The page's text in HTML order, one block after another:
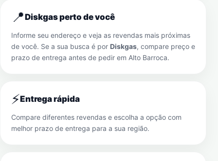
📍Diskgas perto de você
Informe seu endereço e veja as revendas mais próximas
de você. Se a sua busca é por Diskgas, compare preço e
prazo de entrega antes de pedir em Alto Barroca.
⚡Entrega rápida
Compare diferentes revendas e escolha a opção com
melhor prazo de entrega para a sua região.